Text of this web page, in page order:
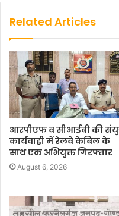
Related Articles
आरपीएफ व सीआईबी की
कार्यवाही में रेलवे केबिल के
साथ एक अभियुक्त गिरफ्तार
August 6, 2026